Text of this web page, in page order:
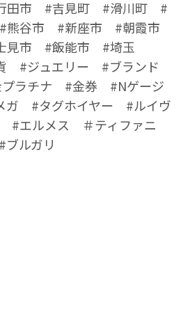
田市 #吉見町 #滑川町 #
谷市 #新座市 #朝霞市
見市 #飯能市 #埼玉
#ジュエリー #ブランド
ラチナ #金券 #Nゲージ
ガ #タグホイヤー #ルイヴ
エルメス ＃ティファニ
ルガリ